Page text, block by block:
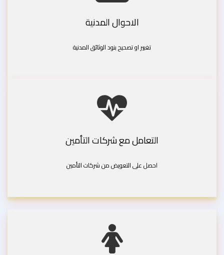
الاحوال المدنية
تغيير او تصحيح بنود الوثائق المدنية
التعامل مع شركات التأمين
احصل على التعويض من شركات التأمين